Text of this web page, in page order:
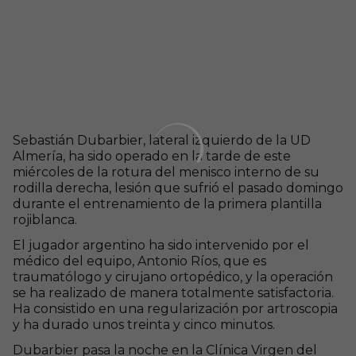
Sebastián Dubarbier, lateral izquierdo de la UD
Almería, ha sido operado en la tarde de este
miércoles de la rotura del menisco interno de su
rodilla derecha, lesión que sufrió el pasado domingo
durante el entrenamiento de la primera plantilla
rojiblanca.
El jugador argentino ha sido intervenido por el
médico del equipo, Antonio Ríos, que es
traumatólogo y cirujano ortopédico, y la operación
se ha realizado de manera totalmente satisfactoria.
Ha consistido en una regularización por artroscopia
y ha durado unos treinta y cinco minutos.
Dubarbier pasa la noche en la Clínica Virgen del